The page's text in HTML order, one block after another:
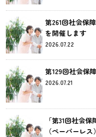
第261回社会保
を開催します
2026.07.22
第129回社会保
2026.07.21
「第31回社会
（ペーパーレス）